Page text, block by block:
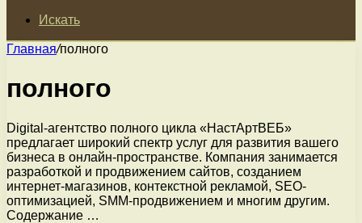
Искать
Главная/полного
полного
Digital-агентство полного цикла «НастАртВЕБ»
предлагает широкий спектр услуг для развития вашего
бизнеса в онлайн-пространстве. Компания занимается
разработкой и продвижением сайтов, созданием
интернет-магазинов, контекстной рекламой, SEO-
оптимизацией, SMM-продвижением и многим другим.
Содержание …